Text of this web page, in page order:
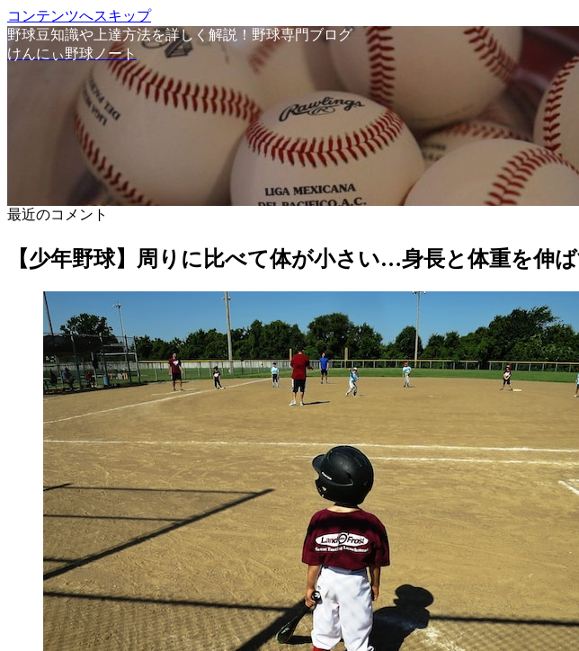
コンテンツへスキップ
野球豆知識や上達方法を詳しく解説！野球専門ブログ
けんにぃ野球ノート
最近のコメント
【少年野球】周りに比べて体が小さい…身長と体重を伸